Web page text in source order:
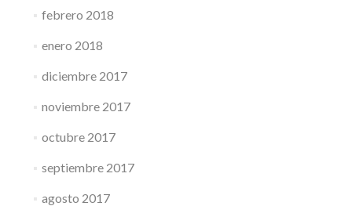
febrero 2018
enero 2018
diciembre 2017
noviembre 2017
octubre 2017
septiembre 2017
agosto 2017